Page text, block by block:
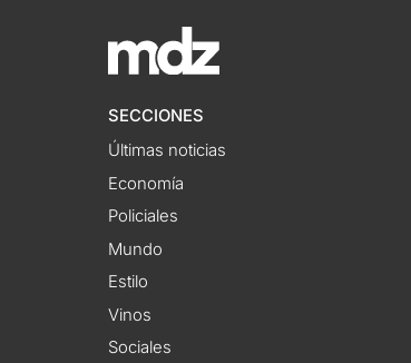
SECCIONES
Últimas noticias
Economía
Policiales
Mundo
Estilo
Vinos
Sociales